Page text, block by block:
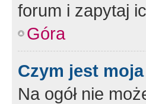
forum i zapytaj
Góra
Czym jest
Na ogół nie